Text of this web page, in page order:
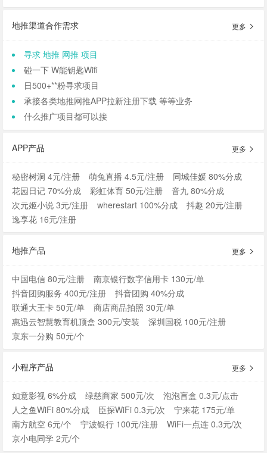
地推渠道合作需求 更多
寻求 地推 网推 项目
碰一下 W能钥匙Wifi
日500+**粉寻求项目
承接各类地推网推APP拉新注册下载 等等业务
什么推广项目都可以接
APP产品 更多
秘密树洞 4元/注册 萌兔直播 4.5元/注册
同城佳媛 80%分成
花园日记 70%分成
彩虹体育 50元/注册
音九 80%分成
次元姬小说 3元/注册
wherestart 100%分成
抖趣 20元/注册
逸享花 16元/注册
地推产品 更多
中国电信 80元/注册
南京银行数字信用卡 130元/单
抖音团购服务 400元/注册
抖音团购 40%分成
联通大王卡 50元/单
商店商品拍照 30元/单
惠迅云智慧教育机顶盒 300元/安装
深圳国税 100元/注册
京东一分购 50元/个
小程序产品 更多
如意影视 6%分成 绿慈商家 500元/次
泡泡盲盒 0.3元/点击
人之鱼WiFi 80%分成
臣探WiFi 0.3元/次
宁来花 175元/单
南方航空 6元/个
宁波银行 100元/注册
WiFi一点连 0.3元/次
京小电同学 2元/个